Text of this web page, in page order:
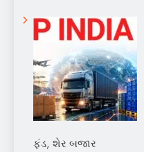
ફંડ, શેર બજાર